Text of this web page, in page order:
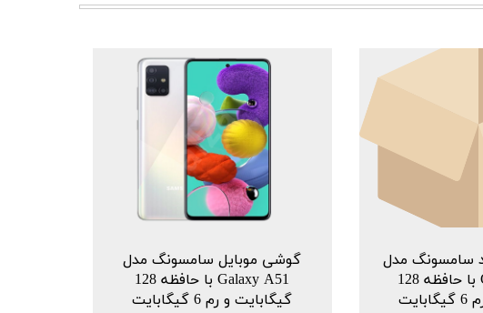
سامسونگ مدل
Galaxy M31s با حافظه 128
گوشی موبایل سامسونگ مدل
Galaxy A51 با حافظه 128
گیگابایت و رم 6 گیگابایت